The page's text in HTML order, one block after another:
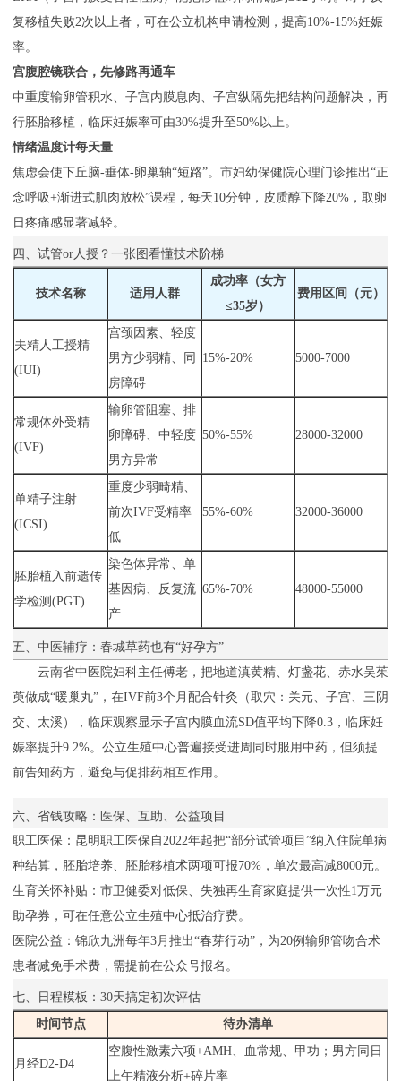
复移植失败2次以上者，可在公立机构申请检测，提高10%-15%妊娠
率。
宫腹腔镜联合，先修路再通车
中重度输卵管积水、子宫内膜息肉、子宫纵隔先把结构问题解决，再
行胚胎移植，临床妊娠率可由30%提升至50%以上。
情绪温度计每天量
焦虑会使下丘脑-垂体-卵巢轴“短路”。市妇幼保健院心理门诊推出“正
念呼吸+渐进式肌肉放松”课程，每天10分钟，皮质醇下降20%，取卵
日疼痛感显著减轻。
四、试管or人授？一张图看懂技术阶梯
技术名称 适用人群
成功率（女方
≤35岁）
费用区间（元）
夫精人工授精
(IUI)
宫颈因素、轻度
男方少弱精、同
房障碍
15%-20% 5000-7000
常规体外受精
(IVF)
输卵管阻塞、排
卵障碍、中轻度
男方异常
50%-55% 28000-32000
单精子注射
(ICSI)
重度少弱畸精、
前次IVF受精率
低
55%-60% 32000-36000
胚胎植入前遗传
学检测(PGT)
染色体异常、单
基因病、反复流
产
65%-70% 48000-55000
五、中医辅疗：春城草药也有“好孕方”
云南省中医院妇科主任傅老，把地道滇黄精、灯盏花、赤水吴茱
萸做成“暖巢丸”，在IVF前3个月配合针灸（取穴：关元、子宫、三阴
交、太溪），临床观察显示子宫内膜血流SD值平均下降0.3，临床妊
娠率提升9.2%。公立生殖中心普遍接受进周同时服用中药，但须提
前告知药方，避免与促排药相互作用。
六、省钱攻略：医保、互助、公益项目
职工医保：昆明职工医保自2022年起把“部分试管项目”纳入住院单病
种结算，胚胎培养、胚胎移植术两项可报70%，单次最高减8000元。
生育关怀补贴：市卫健委对低保、失独再生育家庭提供一次性1万元
助孕券，可在任意公立生殖中心抵治疗费。
医院公益：锦欣九洲每年3月推出“春芽行动”，为20例输卵管吻合术
患者减免手术费，需提前在公众号报名。
七、日程模板：30天搞定初次评估
时间节点
待办清单
月经D2-D4
空腹性激素六项+AMH、血常规、甲功；男方同日
上午精液分析+碎片率